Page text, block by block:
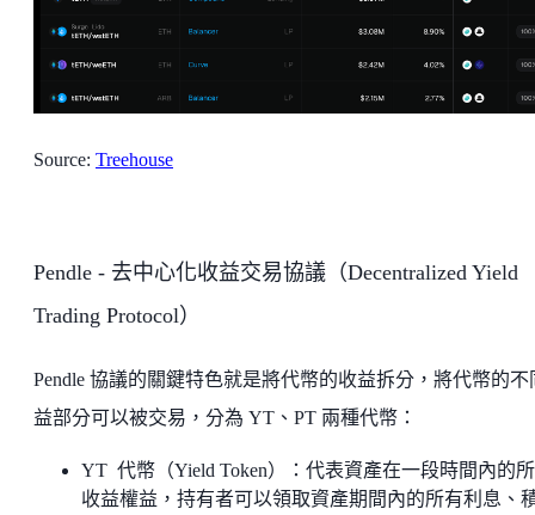
Source: Treehouse
Pendle - 去中心化收益交易協議（Decentralized Yield
Trading Protocol）
Pendle 協議的關鍵特色就是將代幣的收益拆分，將代幣的不
益部分可以被交易，分為 YT、PT 兩種代幣：
YT 代幣（Yield Token）：代表資產在一段時間內的
收益權益，持有者可以領取資產期間內的所有利息、